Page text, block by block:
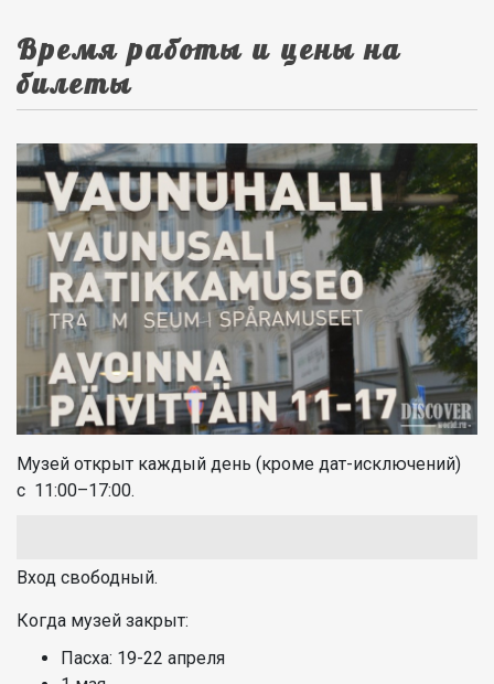
Время работы и цены на
билеты
Музей открыт каждый день (кроме дат-исключений)
с 11:00–17:00.
Вход свободный.
Когда музей закрыт:
Пасха: 19-22 апреля